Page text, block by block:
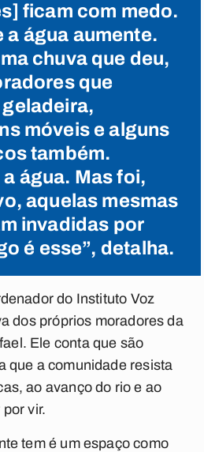
ficam com medo.
a água aumente.
chuva que deu,
que
móveis e alguns
também.
água. Mas foi,
aquelas mesmas
invadidas por
é esse”, detalha.
do Instituto Voz
dos próprios moradores da
Ele conta que são
que a comunidade resista
ao avanço do rio e ao
vir.
tem é um espaço como